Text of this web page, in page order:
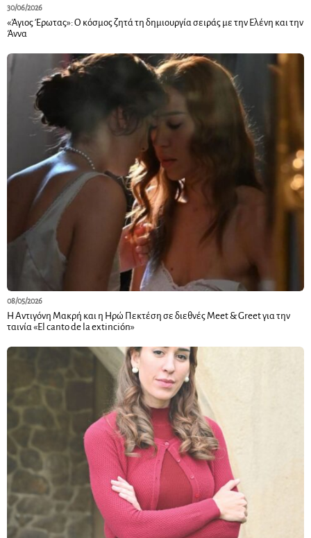
30/06/2026
«Άγιος Έρωτας»: Ο κόσμος ζητά τη δημιουργία σειράς με την Ελένη και την
Άννα
08/05/2026
Η Αντιγόνη Μακρή και η Ηρώ Πεκτέση σε διεθνές Meet & Greet για την
ταινία «El canto de la extinción»